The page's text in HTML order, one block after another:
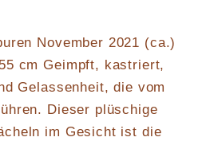
November 2021 (ca.)
cm Geimpft, kastriert,
Gelassenheit, die vom
Dieser plüschige
im Gesicht ist die